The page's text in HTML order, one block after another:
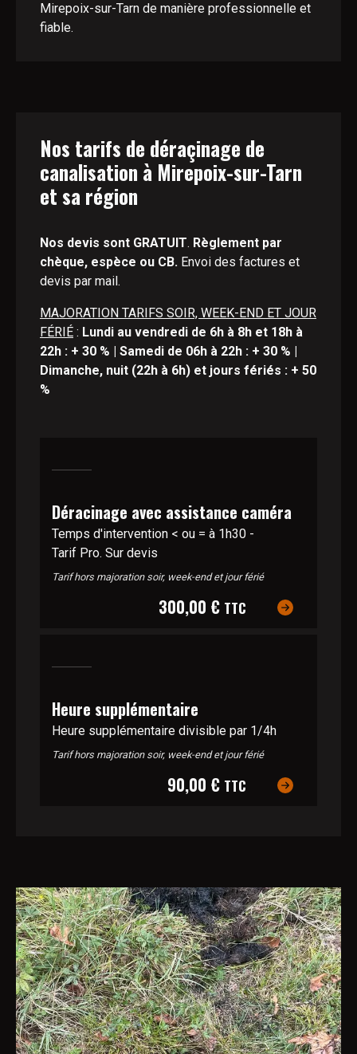
Mirepoix-sur-Tarn de manière professionnelle et
fiable.
Nos tarifs de déraçinage de
canalisation à Mirepoix-sur-Tarn
et sa région
Nos devis sont GRATUIT. Règlement par
chèque, espèce ou CB. Envoi des factures et
devis par mail.
MAJORATION TARIFS SOIR, WEEK-END ET JOUR
FÉRIÉ : Lundi au vendredi de 6h à 8h et 18h à
22h : + 30 % | Samedi de 06h à 22h : + 30 % |
Dimanche, nuit (22h à 6h) et jours fériés : + 50
%
Déracinage avec assistance caméra
Temps d'intervention < ou = à 1h30 -
Tarif Pro. Sur devis
Tarif hors majoration soir, week-end et jour férié
300,00 € TTC
Heure supplémentaire
Heure supplémentaire divisible par 1/4h
Tarif hors majoration soir, week-end et jour férié
90,00 € TTC